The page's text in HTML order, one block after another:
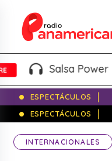
Salsa Power |
ESPECTÁCULOS
ESPECTÁCULOS
INTERNACIONALES